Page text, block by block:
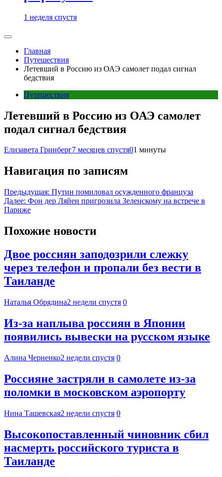
1 неделя спустя
Главная
Путешествия
Летевший в Россию из ОАЭ самолет подал сигнал
бедствия
Путешествия
Летевший в Россию из ОАЭ самолет
подал сигнал бедствия
Елизавета Гринберг7 месяцев спустя01 минуты
Навигация по записям
Предыдущая: Путин помиловал осужденного француза
Далее: Фон дер Ляйен пригрозила Зеленскому на встрече в
Париже
Похожие новости
Двое россиян заподозрили слежку
через телефон и пропали без вести в
Таиланде
Наталья Обрядина2 недели спустя 0
Из-за наплыва россиян в Японии
появились вывески на русском языке
Алина Черненко2 недели спустя 0
Россияне застряли в самолете из-за
поломки в московском аэропорту
Нина Ташевская2 недели спустя 0
Высокопоставленный чиновник сбил
насмерть российского туриста в
Таиланде